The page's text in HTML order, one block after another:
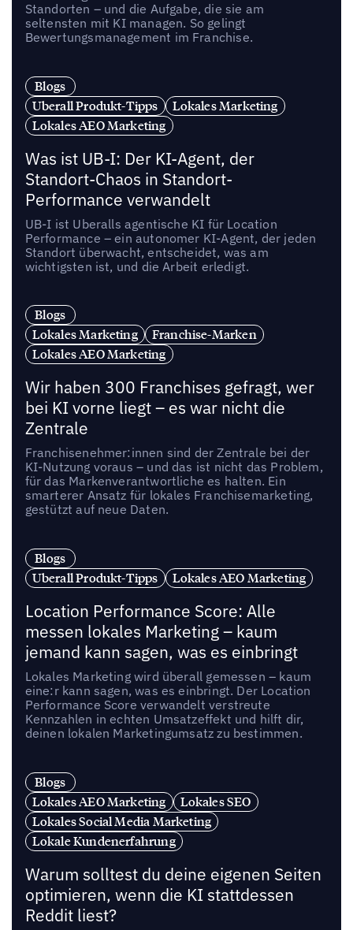
Standorten – und die Aufgabe, die sie am
seltensten mit KI managen. So gelingt
Bewertungsmanagement im Franchise.
Blogs
Uberall Produkt-Tipps
Lokales Marketing
Lokales AEO Marketing
Was ist UB-I: Der KI-Agent, der
Standort-Chaos in Standort-
Performance verwandelt
UB-I ist Uberalls agentische KI für Location
Performance – ein autonomer KI-Agent, der jeden
Standort überwacht, entscheidet, was am
wichtigsten ist, und die Arbeit erledigt.
Blogs
Lokales Marketing
Franchise-Marken
Lokales AEO Marketing
Wir haben 300 Franchises gefragt, wer
bei KI vorne liegt – es war nicht die
Zentrale
Franchisenehmer:innen sind der Zentrale bei der
KI-Nutzung voraus – und das ist nicht das Problem,
für das Markenverantwortliche es halten. Ein
smarterer Ansatz für lokales Franchisemarketing,
gestützt auf neue Daten.
Blogs
Uberall Produkt-Tipps
Lokales AEO Marketing
Location Performance Score: Alle
messen lokales Marketing – kaum
jemand kann sagen, was es einbringt
Lokales Marketing wird überall gemessen – kaum
eine:r kann sagen, was es einbringt. Der Location
Performance Score verwandelt verstreute
Kennzahlen in echten Umsatzeffekt und hilft dir,
deinen lokalen Marketingumsatz zu bestimmen.
Blogs
Lokales AEO Marketing
Lokales SEO
Lokales Social Media Marketing
Lokale Kundenerfahrung
Warum solltest du deine eigenen Seiten
optimieren, wenn die KI stattdessen
Reddit liest?